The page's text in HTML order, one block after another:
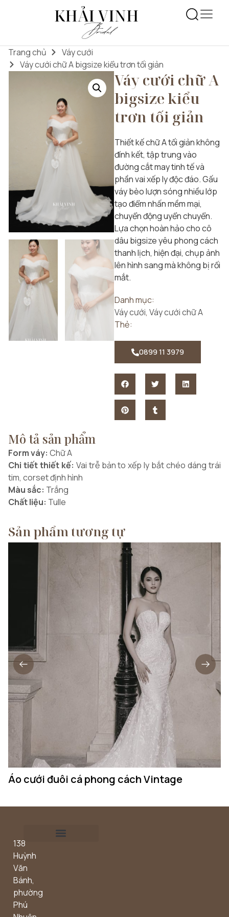
Trang chủ
Váy cưới
Váy cưới chữ A bigsize kiểu trơn tối giản
Váy cưới chữ A
bigsize kiểu
trơn tối giản
Thiết kế chữ A tối giản không
đính kết, tập trung vào
đường cắt may tinh tế và
phần vai xếp ly độc đáo. Gấu
váy bèo lượn sóng nhiều lớp
tạo điểm nhấn mềm mại,
chuyển động uyển chuyển.
Lựa chọn hoàn hảo cho cô
dâu bigsize yêu phong cách
thanh lịch, hiện đại, chụp ảnh
lên hình sang mà không bị rối
mắt.
Danh mục:
Váy cưới, Váy cưới chữ A
Thẻ:
0899 11 3979
Mô tả sản phẩm
Form váy: Chữ A
Chi tiết thiết kế: Vai trễ bản to xếp ly bắt chéo dáng trái
tim, corset định hình
Màu sắc: Trắng
Chất liệu: Tulle
Sản phẩm tương tự
Áo cưới đuôi cá phong cách Vintage
138
Huỳnh
Văn
Bánh,
phường
Phú